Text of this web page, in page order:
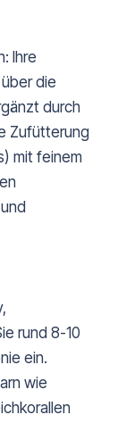
Ihre
die
durch
Zufütterung
mit feinem
rund 8-10
ein.
wie